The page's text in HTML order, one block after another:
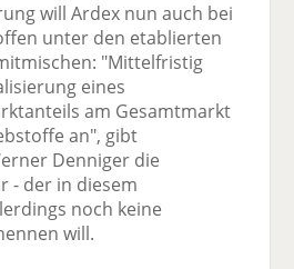
will Ardex nun auch bei
unter den etablierten
"Mittelfristig
eines
am Gesamtmarkt
an", gibt
Denniger die
- der in diesem
noch keine
will.